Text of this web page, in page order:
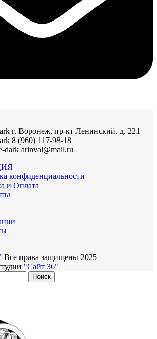
г. Воронеж, пр-кт Ленинский, д. 221
8 (960) 117-98-18
arinval@mail.ru
конфиденциальности
и Оплата
Все права защищены 2025
"Сайт 36"
Поиск